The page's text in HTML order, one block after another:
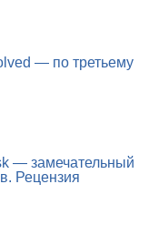
— по третьему
— замечательный
Рецензия